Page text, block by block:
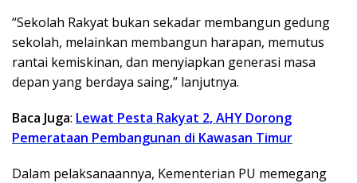
“Sekolah Rakyat bukan sekadar membangun gedung
sekolah, melainkan membangun harapan, memutus
rantai kemiskinan, dan menyiapkan generasi masa
depan yang berdaya saing,” lanjutnya.
Baca Juga: Lewat Pesta Rakyat 2, AHY Dorong
Pemerataan Pembangunan di Kawasan Timur
Dalam pelaksanaannya, Kementerian PU memegang